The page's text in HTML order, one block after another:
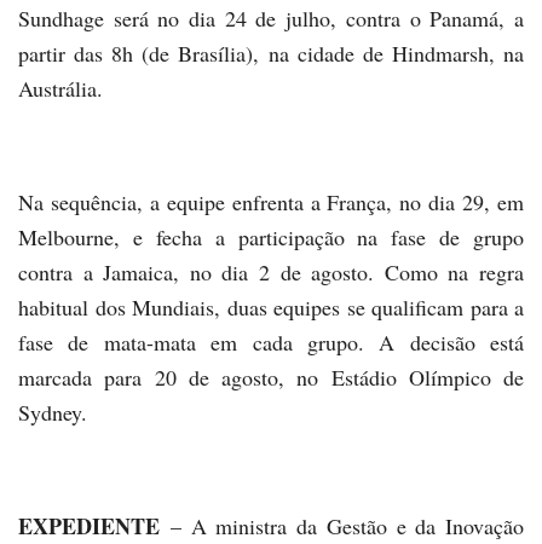
Sundhage será no dia 24 de julho, contra o Panamá, a
partir das 8h (de Brasília), na cidade de Hindmarsh, na
Austrália.
Na sequência, a equipe enfrenta a França, no dia 29, em
Melbourne, e fecha a participação na fase de grupo
contra a Jamaica, no dia 2 de agosto. Como na regra
habitual dos Mundiais, duas equipes se qualificam para a
fase de mata-mata em cada grupo. A decisão está
marcada para 20 de agosto, no Estádio Olímpico de
Sydney.
EXPEDIENTE – A ministra da Gestão e da Inovação